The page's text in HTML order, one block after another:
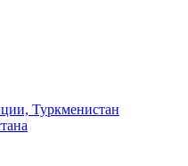
Туркменистан